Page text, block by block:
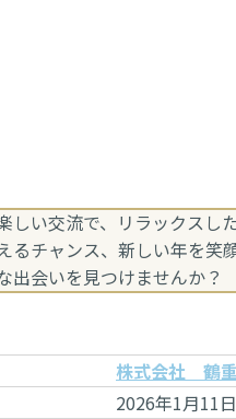
しい交流で、リラックス
るチャンス、新しい年を笑
出会いを見つけませんか？
株式会社 鶴
2026年1月11